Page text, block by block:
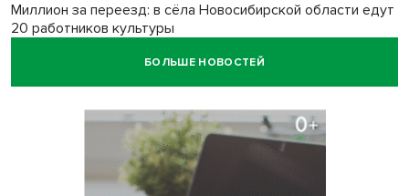
Миллион за переезд: в сёла Новосибирской области едут
20 работников культуры
БОЛЬШЕ НОВОСТЕЙ